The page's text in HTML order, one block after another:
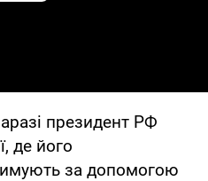
президент РФ
де його
за допомогою